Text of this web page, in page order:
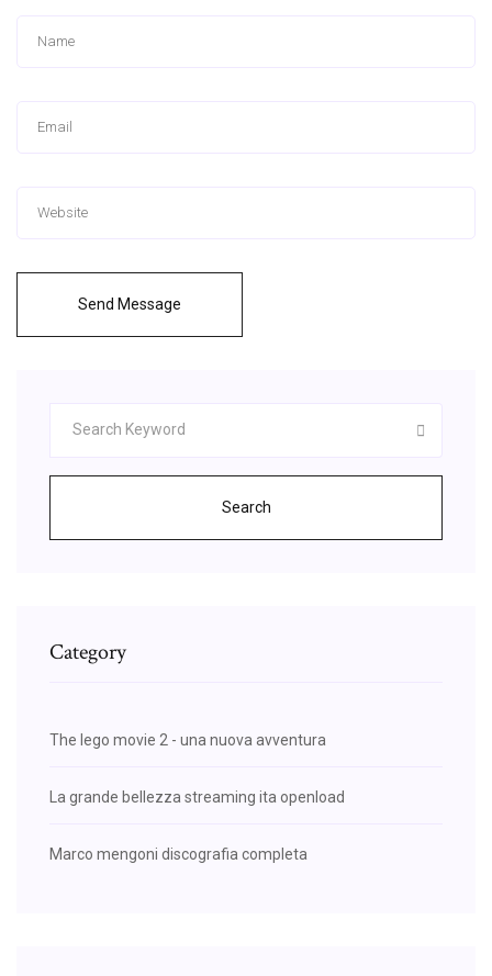
Send Message
Search
Category
The lego movie 2 - una nuova avventura
La grande bellezza streaming ita openload
Marco mengoni discografia completa